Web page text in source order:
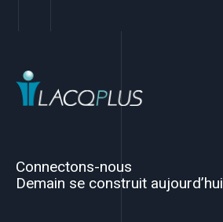
Connectons-nous
Demain se construit aujourd’hui